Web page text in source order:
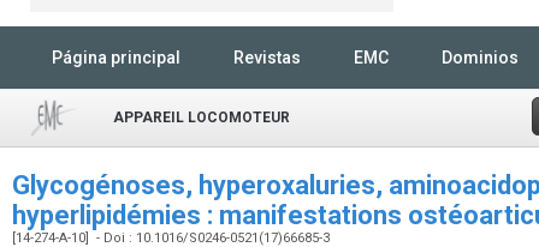
Página principal Revistas EMC Dominios
APPAREIL LOCOMOTEUR
Glycogénoses, hyperoxaluries,
hyperlipidémies : manifestations
[14-274-A-10] - Doi : 10.1016/S0246-0521(17)66685-3